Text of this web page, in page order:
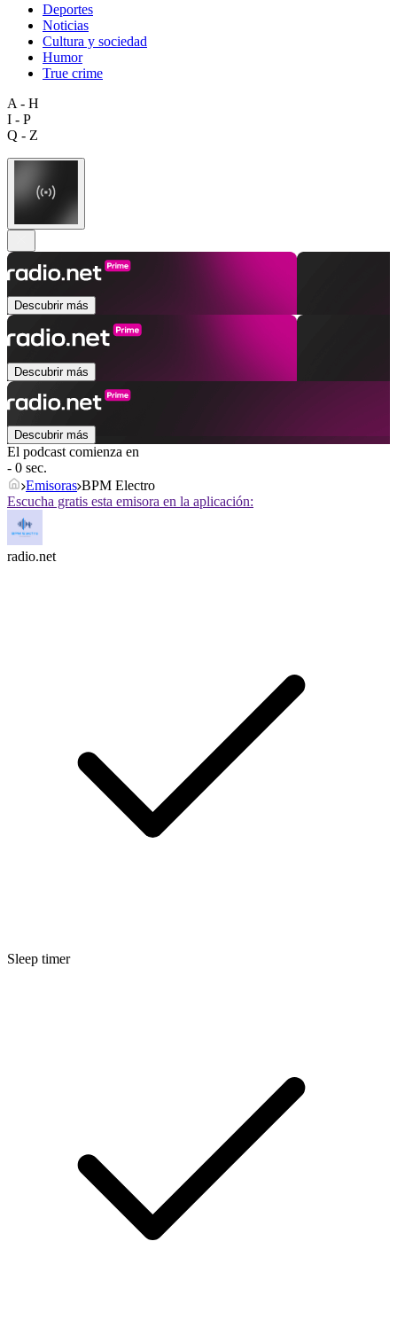
Deportes
Noticias
Cultura y sociedad
Humor
True crime
A - H
I - P
Q - Z
Descubrir más
Descubrir más
Descubrir más
El podcast comienza en
- 0 sec.
Emisoras BPM Electro
Escucha gratis esta emisora en la aplicación:
radio.net
Sleep timer